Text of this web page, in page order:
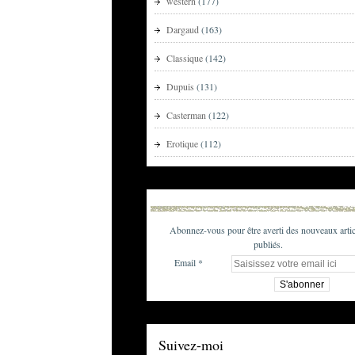
Dargaud (163)
Classique(142)
Dupuis (131)
Casterman (122)
Erotique(112)
Abonnez-vous pour être averti des nouveaux
publiés.
Email
Suivez-moi